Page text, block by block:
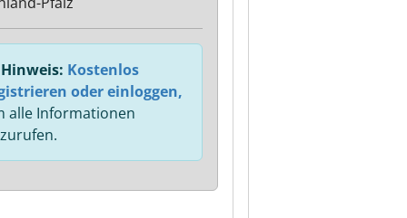
Kostenlos
oder einloggen,
alle Informationen